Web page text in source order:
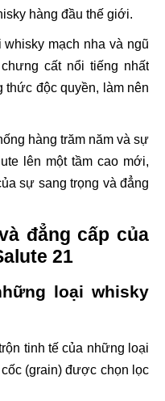
hàng đầu thế giới.
mạch nha và ngũ
cất nổi tiếng nhất
thức độc quyền, làm nên
hàng trăm năm và sự
lên một tầm cao mới,
sự sang trọng và đẳng
đẳng cấp của
21
loại whisky
tinh tế của những loại
(grain) được chọn lọc